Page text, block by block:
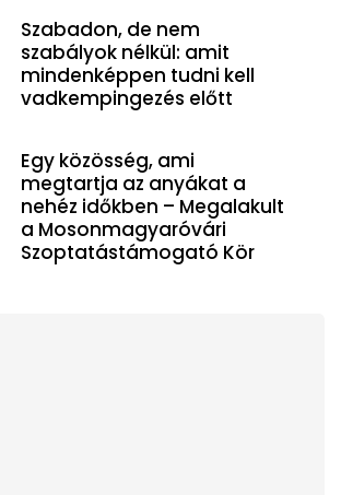
Szabadon, de nem
szabályok nélkül: amit
mindenképpen tudni kell
vadkempingezés előtt
Egy közösség, ami
megtartja az anyákat a
nehéz időkben – Megalakult
a Mosonmagyaróvári
Szoptatástámogató Kör